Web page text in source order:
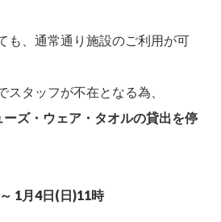
も、通常通り施設のご利用が可
スタッフが不在となる為、
ーズ・ウェア・タオルの貸出を停
1月4日(日)11時